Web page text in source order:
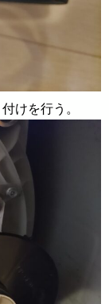
けを行う。